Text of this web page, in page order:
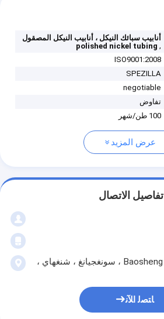
أنابيب سبائك النيكل ، أنابيب النيكل المصقول
,
polished nickel tubing
ISO9001:2008
SPEZILLA
negotiable
تفاوض
100 طن/شهر
عرض المزيد
تفاصيل الاتصال
HQ803 ، رقم 18 Baosheng Road ، سونغجيانغ ، شنغهاي ،
ﺎﺘﺼﻟ ﺍﻶﻧ